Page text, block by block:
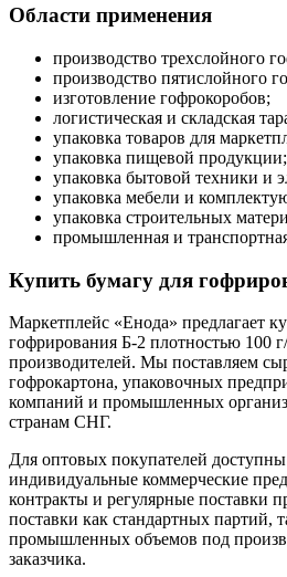
Области применения
производство трехслойного
производство пятислойного
изготовление гофрокоробов;
логистическая и складская
упаковка товаров для
упаковка пищевой продукции;
упаковка бытовой техники и
упаковка мебели и
упаковка строительных
промышленная и
Купить бумагу для
Маркетплейс «Енода» предлагает
гофрирования Б-2 плотностью 100
производителей. Мы поставляем
гофрокартона, упаковочных
компаний и промышленных
странам СНГ.
Для оптовых покупателей
индивидуальные коммерческие
контракты и регулярные поставки
поставки как стандартных партий,
промышленных объемов под
заказчика.